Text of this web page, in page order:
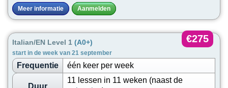
Meer informatie Aanmelden
Italian/EN Level 1 (A0+)
start in de week van 21 september
€275
Frequentie één keer per week
Duur
11 lessen in 11 weken (naast de